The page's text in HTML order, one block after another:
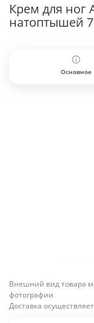
Крем для ног
натоптышей
Основное
Внешний вид товара
фотографии
Доставка